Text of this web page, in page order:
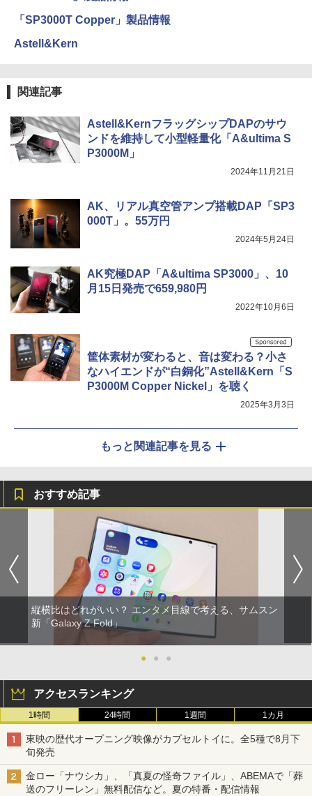
「SP3000T Copper」製品情報
Astell&Kern
関連記事
Astell&KernフラッグシップDAPのサウ
ンドを維持して小型軽量化「A&ultima S
P3000M」
2024年11月21日
AK、リアル真空管アンプ搭載DAP「SP3
000T」。55万円
2024年5月24日
AK究極DAP「A&ultima SP3000」、10
月15日発売で659,980円
2022年10月6日
筐体素材が変わると、音は変わる？小さ
なハイエンドが“白銅化”Astell&Kern「S
P3000M Copper Nickel」を聴く
2025年3月3日
もっと関連記事を見る
おすすめ記事
縦横比はどれがいい？ エンタメ目線で考える、サムスン
新「Galaxy Z Fold」
● ● ●
アクセスランキング
1時間 24時間 1週間 1カ月
東映の歴代オープニング映像がカプセルトイに。全5種で8月下
旬発売
金ロー「ナウシカ」、「真夏の怪奇ファイル」、ABEMAで「葬
送のフリーレン」無料配信など。夏の特番・配信情報